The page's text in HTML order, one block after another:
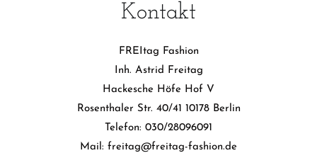
Kontakt
FREItag Fashion
Inh. Astrid Freitag
Hackesche Höfe Hof V
Rosenthaler Str. 40/41 10178 Berlin
Telefon: 030/28096091
Mail: freitag@freitag-fashion.de